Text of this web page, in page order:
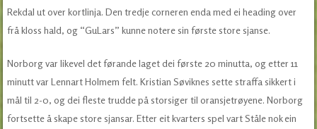
Rekdal ut over kortlinja. Den tredje corneren enda med ei heading over
frå kloss hald, og “GuLars” kunne notere sin første store sjanse.
Norborg var likevel det førande laget dei første 20 minutta, og etter 11
minutt var Lennart Holmem felt. Kristian Søviknes sette straffa sikkert i
mål til 2-0, og dei fleste trudde på storsiger til oransjetrøyene. Norborg
fortsette å skape store sjansar. Etter eit kvarters spel vart Ståle nok ein